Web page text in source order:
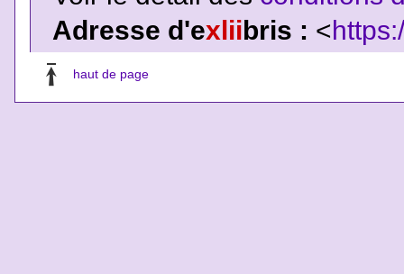
Adresse d'exlii bris : <
haut de page